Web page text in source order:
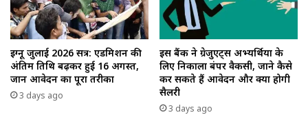
इग्नू जुलाई 2026 सत्र: एडमिशन की
अंतिम तिथि बढ़कर हुई 16 अगस्त,
जानें आवेदन का पूरा तरीका
3 days ago
इस बैंक ने ग्रेजुएट्स अभ्यर्थियों के
लिए निकाला बंपर वैकेंसी, जाने कैसे
कर सकते हैं आवेदन और क्या होगी
सैलरी
3 days ago